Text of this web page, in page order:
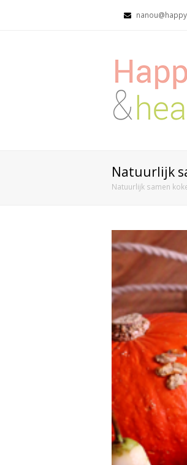
Natuurlijk
Natuurlijk samen